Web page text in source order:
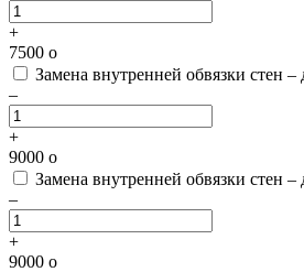
+
7500 o
Замена внутренней обвязки стен
–
+
9000 o
Замена внутренней обвязки стен
–
+
9000 o